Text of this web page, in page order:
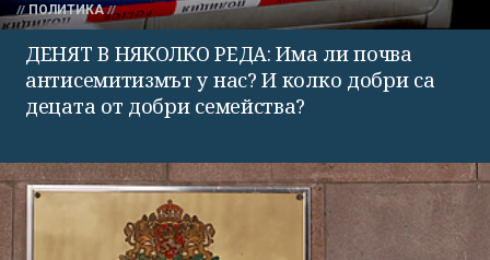
ПОЛИТИКА
ДЕНЯТ В НЯКОЛКО РЕДА: Има ли почва
антисемитизмът у нас? И колко добри са
децата от добри семейства?